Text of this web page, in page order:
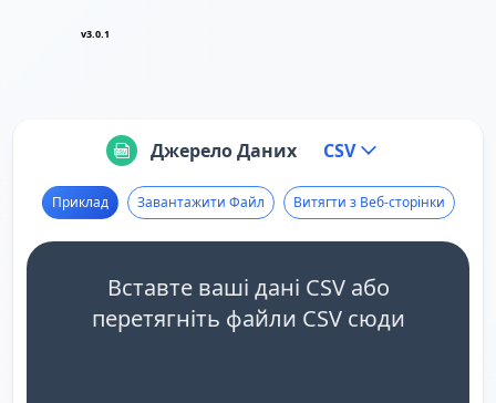
v3.0.1
Джерело Даних CSV
Приклад Завантажити Файл Витягти з Веб-сторінки
Вставте ваші дані CSV або
перетягніть файли CSV сюди